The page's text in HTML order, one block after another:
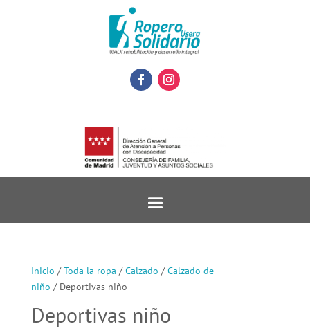
Inicio /Toda la ropa /Calzado /Calzado de
niño / Deportivas niño
Deportivas niño